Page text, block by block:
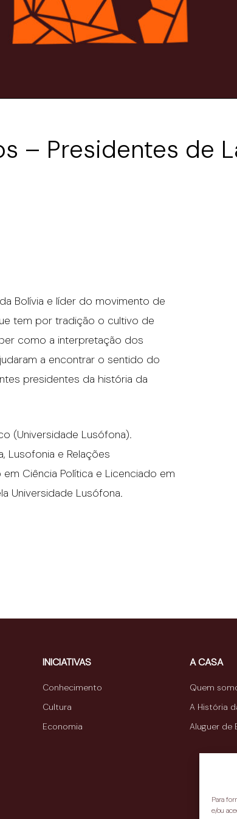
Para
e/ou
– Presidentes de
Bolívia e líder do movimento de
tem por tradição o cultivo de
como a interpretação dos
a encontrar o sentido do
presidentes da história da
(Universidade Lusófona).
Lusofonia e Relações
Ciência Política e Licenciado em
Universidade Lusófona.
INICIATIVAS
Conhecimento
Cultura
Economia
A CASA
Quem
A História
Aluguer de